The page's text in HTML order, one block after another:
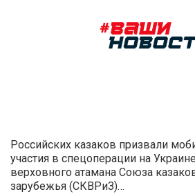
Российских казаков призвали
участия в спецоперации на
верховного атамана Союза
зарубежья (СКВРиЗ)…